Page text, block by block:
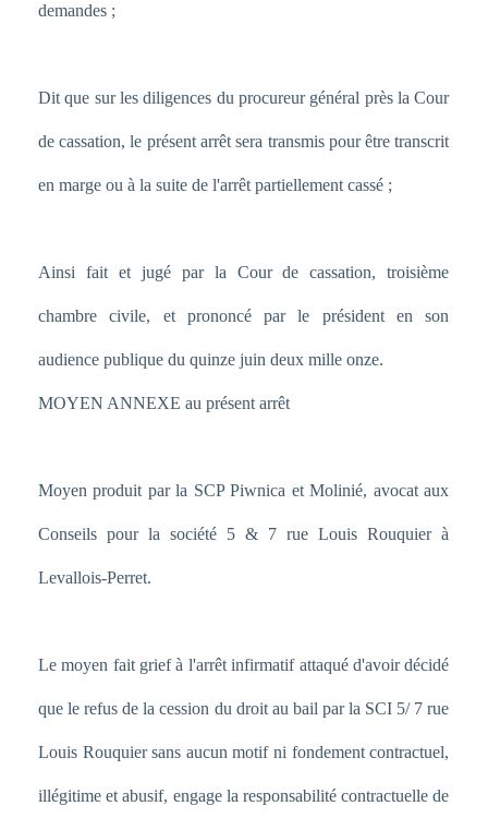
demandes ;
Dit que sur les diligences du procureur général près la Cour
de cassation, le présent arrêt sera transmis pour être transcrit
en marge ou à la suite de l'arrêt partiellement cassé ;
Ainsi fait et jugé par la Cour de cassation, troisième
chambre civile, et prononcé par le président en son
audience publique du quinze juin deux mille onze.
MOYEN ANNEXE au présent arrêt
Moyen produit par la SCP Piwnica et Molinié, avocat aux
Conseils pour la société 5 & 7 rue Louis Rouquier à
Levallois-Perret.
Le moyen fait grief à l'arrêt infirmatif attaqué d'avoir décidé
que le refus de la cession du droit au bail par la SCI 5/ 7 rue
Louis Rouquier sans aucun motif ni fondement contractuel,
illégitime et abusif, engage la responsabilité contractuelle de